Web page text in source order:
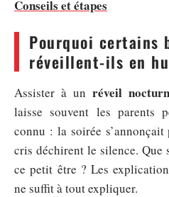
Conseils et étapes
Pourquoi certains
réveillent-ils en
Assister à un réveil
laisse souvent les parents
connu : la soirée
cris déchirent le silence. Que
ce petit être ? Les
ne suffit à tout expliquer.